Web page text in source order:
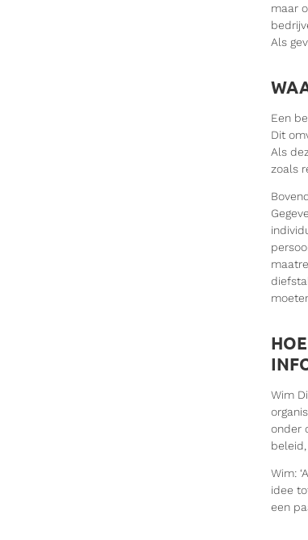
maar
Als
Een
Dit
Als
zoals
Wim
onder
Wim:
idee
een